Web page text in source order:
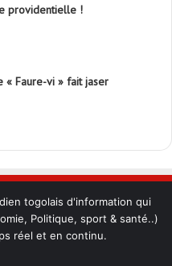
providentielle !
« Faure-vi » fait jaser
togolais d'information qui
Politique, sport & santé..)
réel et en continu.